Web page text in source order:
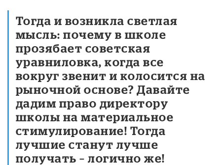
Тогда и возникла светлая
мысль: почему в школе
прозябает советская
уравниловка, когда все
вокруг звенит и колосится на
рыночной основе? Давайте
дадим право директору
школы на материальное
стимулирование! Тогда
лучшие станут лучше
получать – логично же!